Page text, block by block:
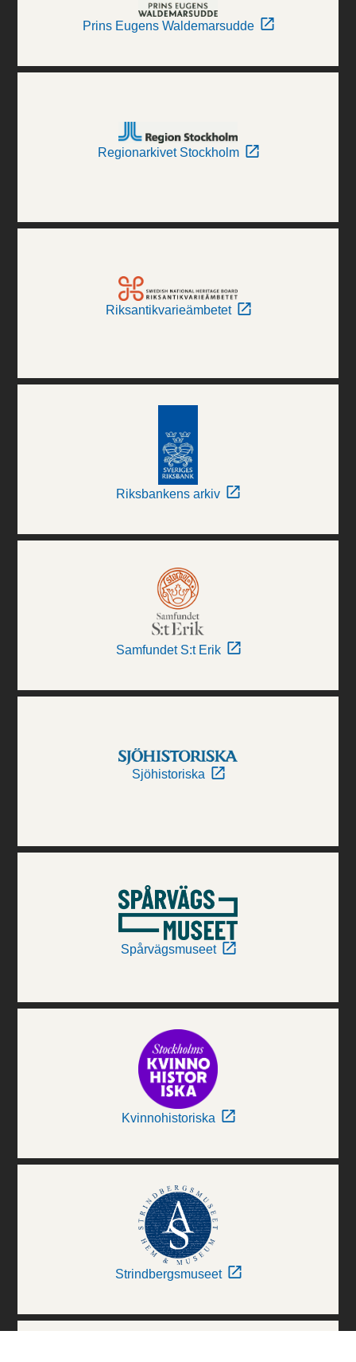
Prins Eugens Waldemarsudde
Regionarkivet Stockholm
Riksantikvarieämbetet
Riksbankens arkiv
Samfundet S:t Erik
Sjöhistoriska
Spårvägsmuseet
Kvinnohistoriska
Strindbergsmuseet